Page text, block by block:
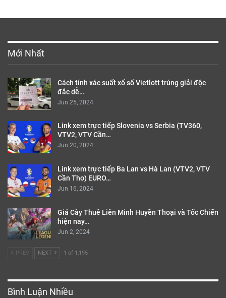
Mới Nhất
Cách tính xác suất xổ số Vietlott trúng giải độc
đắc dễ…
Jun 25, 2024
Link xem trực tiếp Slovenia vs Serbia (TV360,
VTV2, VTV Cần…
Jun 20, 2024
Link xem trực tiếp Ba Lan vs Hà Lan (VTV2, VTV
Cần Thơ) EURO…
Jun 16, 2024
Giá Cày Thuê Liên Minh Huyền Thoại và Tốc Chiến
hiện nay…
Jun 2, 2024
PREV NEXT 1 of 1,195
Bình Luận Nhiều